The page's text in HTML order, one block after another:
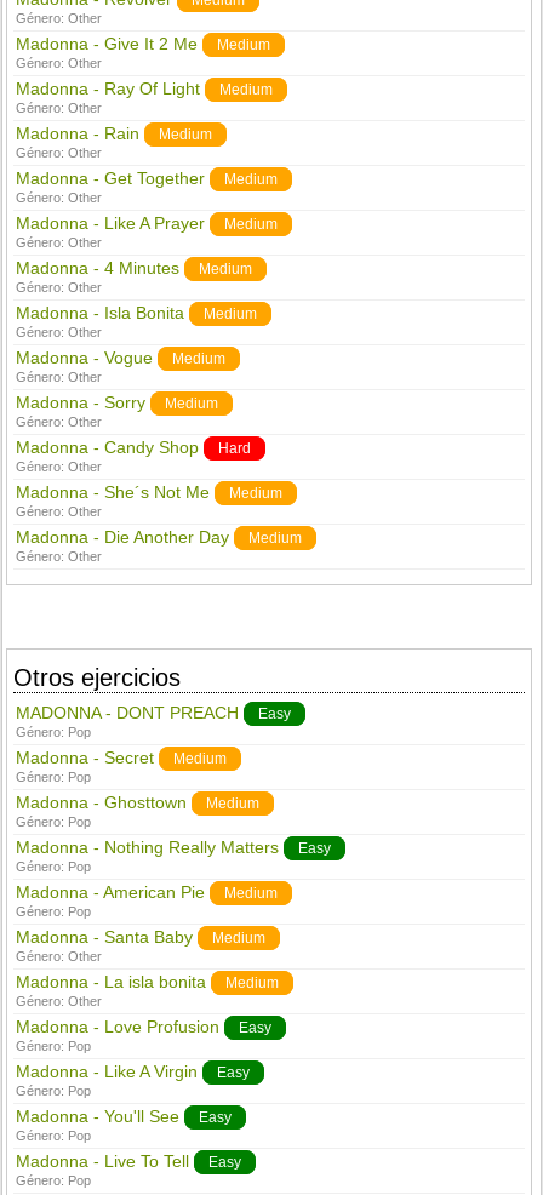
Género:Other
Madonna - Give It 2 Me Medium
Género:Other
Madonna - Ray Of Light Medium
Género:Other
Madonna - Rain Medium
Género:Other
Madonna - Get Together Medium
Género:Other
Madonna - Like A Prayer Medium
Género:Other
Madonna - 4 Minutes Medium
Género:Other
Madonna - Isla Bonita Medium
Género:Other
Madonna - Vogue Medium
Género:Other
Madonna - Sorry Medium
Género:Other
Madonna - Candy Shop Hard
Género:Other
Madonna - She´s Not Me Medium
Género:Other
Madonna - Die Another Day Medium
Género:Other
Otros ejercicios
MADONNA - DONT PREACH Easy
Género: Pop
Madonna - Secret Medium
Género: Pop
Madonna - Ghosttown Medium
Género: Pop
Madonna - Nothing Really Matters Easy
Género: Pop
Madonna - American Pie Medium
Género: Pop
Madonna - Santa Baby Medium
Género:Other
Madonna - La isla bonita Medium
Género:Other
Madonna - Love Profusion Easy
Género: Pop
Madonna - Like A Virgin Easy
Género: Pop
Madonna - You'll See Easy
Género: Pop
Madonna - Live To Tell Easy
Género: Pop